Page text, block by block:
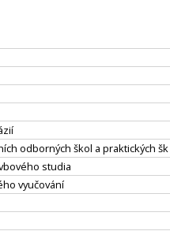
odborných škol a praktických šk
studia
vyučování